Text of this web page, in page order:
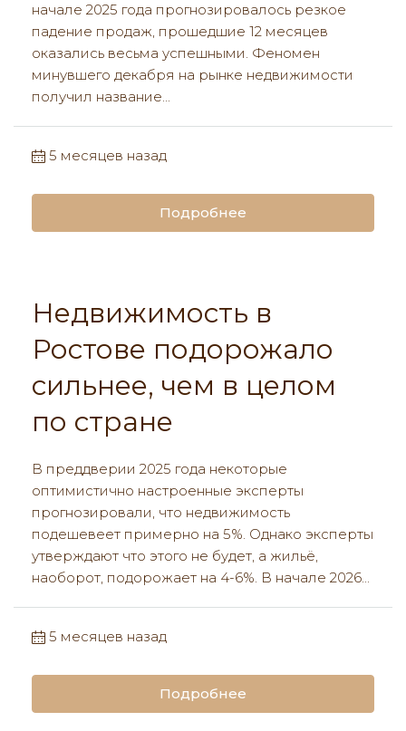
начале 2025 года прогнозировалось резкое
падение продаж, прошедшие 12 месяцев
оказались весьма успешными. Феномен
минувшего декабря на рынке недвижимости
получил название...
5 месяцев назад
Подробнее
Недвижимость в
Ростове подорожало
сильнее, чем в целом
по стране
В преддверии 2025 года некоторые
оптимистично настроенные эксперты
прогнозировали, что недвижимость
подешевеет примерно на 5%. Однако эксперты
утверждают что этого не будет, а жильё,
наоборот, подорожает на 4-6%. В начале 2026...
5 месяцев назад
Подробнее